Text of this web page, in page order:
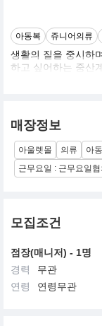
아동복 쥬니어의류
생활의 질을 중시하
하고 싶어하는 중산
감도의 실용적인 제
매장정보
아울렛몰 의류 아
근무요일 : 근무요일협
모집조건
점장(매니저) - 1명
경력
무관
연령
연령무관